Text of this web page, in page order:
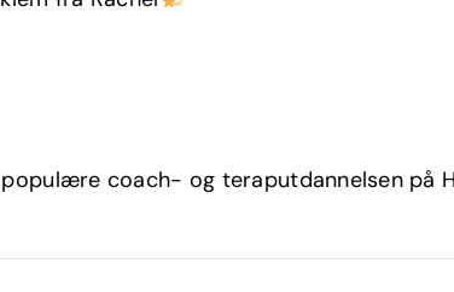
coach- og teraputdannelsen på